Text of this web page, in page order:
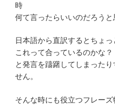
時
何て言ったらいいのだろう
日本語から直訳するとちょっ
これって合っているのかな？
と発言を躊躇してしまった
せん。
そんな時にも役立つフレー